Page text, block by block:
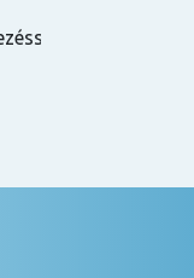
megkaptam,